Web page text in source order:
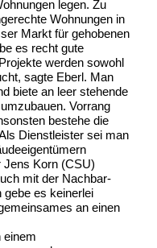
legen. Zu
Wohnungen in
Markt für gehobenen
es recht gute
werden sowohl
sagte Eberl. Man
biete an leer stehende
Vorrang
bestehe die
Dienstleister sei man
Jens Korn (CSU)
mit der Nachbar-
gebe es keinerlei
an einen
einem